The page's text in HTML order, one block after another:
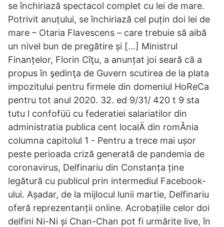
se închiriază spectacol complet cu lei de mare.
Potrivit anuțului, se închiriază cel puțin doi lei de
mare – Otaria Flavescens – care trebuie să aibă
un nivel bun de pregătire și […] Ministrul
Finanțelor, Florin Cîţu, a anunțat joi seară că a
propus în şedinţa de Guvern scutirea de la plata
impozitului pentru firmele din domeniul HoReCa
pentru tot anul 2020. 32. ed 9/31/ 420 t 9 sta
tutu l confofüü cu federatiei salariatilor din
administratia publica cent localÄ din romÂnia
columna capitolul 1 - Pentru a trece mai ușor
peste perioada criză generată de pandemia de
coronavirus, Delfinariu din Constanța ține
legătură cu publicul prin intermediul Facebook-
ului. Așadar, de la mijlocul lunii martie, Delfinariu
oferă reprezentanții online. Acrobațiile celor doi
delfini Ni-Ni și Chan-Chan pot fi urmărite live, în